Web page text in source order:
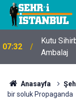
07:32
Kutu
Ambalaj
Anasayfa
bir soluk Propaganda